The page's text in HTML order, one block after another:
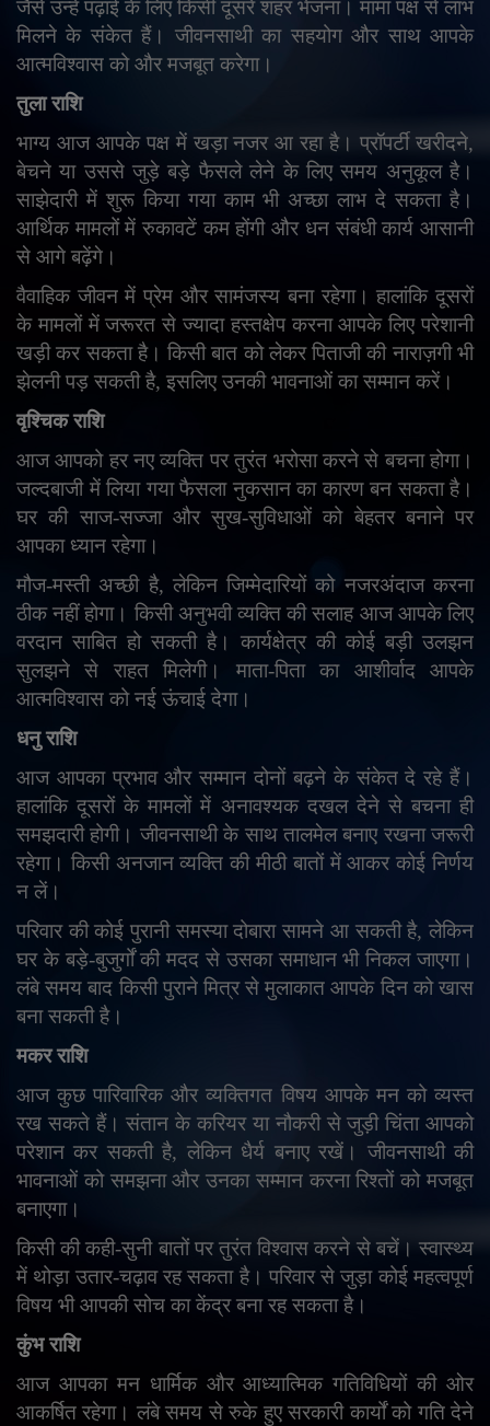
जैसे उन्हें पढ़ाई के लिए किसी दूसरे शहर भेजना। मामा पक्ष से लाभ
मिलने के संकेत हैं। जीवनसाथी का सहयोग और साथ आपके
आत्मविश्वास को और मजबूत करेगा।
तुला राशि
भाग्य आज आपके पक्ष में खड़ा नजर आ रहा है। प्रॉपर्टी खरीदने,
बेचने या उससे जुड़े बड़े फैसले लेने के लिए समय अनुकूल है।
साझेदारी में शुरू किया गया काम भी अच्छा लाभ दे सकता है।
आर्थिक मामलों में रुकावटें कम होंगी और धन संबंधी कार्य आसानी
से आगे बढ़ेंगे।
वैवाहिक जीवन में प्रेम और सामंजस्य बना रहेगा। हालांकि दूसरों
के मामलों में जरूरत से ज्यादा हस्तक्षेप करना आपके लिए परेशानी
खड़ी कर सकता है। किसी बात को लेकर पिताजी की नाराज़गी भी
झेलनी पड़ सकती है, इसलिए उनकी भावनाओं का सम्मान करें।
वृश्चिक राशि
आज आपको हर नए व्यक्ति पर तुरंत भरोसा करने से बचना होगा।
जल्दबाजी में लिया गया फैसला नुकसान का कारण बन सकता है।
घर की साज-सज्जा और सुख-सुविधाओं को बेहतर बनाने पर
आपका ध्यान रहेगा।
मौज-मस्ती अच्छी है, लेकिन जिम्मेदारियों को नजरअंदाज करना
ठीक नहीं होगा। किसी अनुभवी व्यक्ति की सलाह आज आपके लिए
वरदान साबित हो सकती है। कार्यक्षेत्र की कोई बड़ी उलझन
सुलझने से राहत मिलेगी। माता-पिता का आशीर्वाद आपके
आत्मविश्वास को नई ऊंचाई देगा।
धनु राशि
आज आपका प्रभाव और सम्मान दोनों बढ़ने के संकेत दे रहे हैं।
हालांकि दूसरों के मामलों में अनावश्यक दखल देने से बचना ही
समझदारी होगी। जीवनसाथी के साथ तालमेल बनाए रखना जरूरी
रहेगा। किसी अनजान व्यक्ति की मीठी बातों में आकर कोई निर्णय
न लें।
परिवार की कोई पुरानी समस्या दोबारा सामने आ सकती है,लेकिन
घर के बड़े-बुजुर्गों की मदद से उसका समाधान भी निकल जाएगा।
लंबे समय बाद किसी पुराने मित्र से मुलाकात आपके दिन को खास
बना सकती है।
मकर राशि
आज कुछ पारिवारिक और व्यक्तिगत विषय आपके मन को व्यस्त
रख सकते हैं। संतान के करियर या नौकरी से जुड़ी चिंता आपको
परेशान कर सकती है, लेकिन धैर्य बनाए रखें। जीवनसाथी की
भावनाओं को समझना और उनका सम्मान करना रिश्तों को मजबूत
बनाएगा।
किसी की कही-सुनी बातों पर तुरंत विश्वास करने से बचें। स्वास्थ्य
में थोड़ा उतार-चढ़ाव रह सकता है। परिवार से जुड़ा कोई महत्वपूर्ण
विषय भी आपकी सोच का केंद्र बना रह सकता है।
कुंभ राशि
आज आपका मन धार्मिक और आध्यात्मिक गतिविधियों की ओर
आकर्षित रहेगा। लंबे समय से रुके हुए सरकारी कार्यों को गति देने